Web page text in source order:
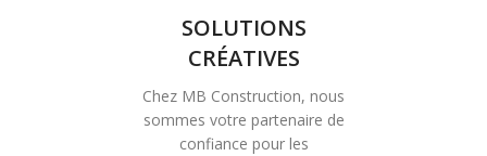
SOLUTIONS
CRÉATIVES
Chez MB Construction, nous
sommes votre partenaire de
confiance pour les